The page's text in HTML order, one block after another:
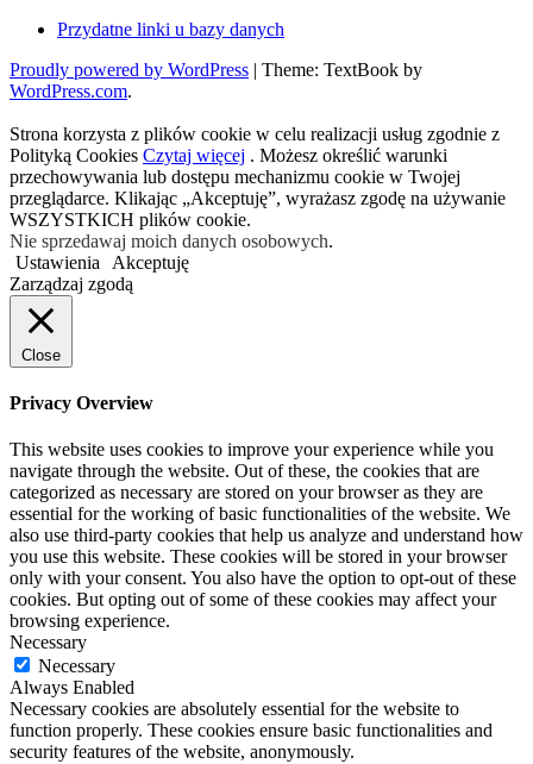
Przydatne linki u bazy danych
Proudly powered by WordPress | Theme: TextBook by
WordPress.com.
Strona korzysta z plików cookie w celu realizacji usług zgodnie z
Polityką Cookies Czytaj więcej . Możesz określić warunki
przechowywania lub dostępu mechanizmu cookie w Twojej
przeglądarce. Klikając „Akceptuję”, wyrażasz zgodę na używanie
WSZYSTKICH plików cookie.
Nie sprzedawaj moich danych osobowych.
Ustawienia
Akceptuję
Zarządzaj zgodą
Close
Privacy Overview
This website uses cookies to improve your experience while you
navigate through the website. Out of these, the cookies that are
categorized as necessary are stored on your browser as they are
essential for the working of basic functionalities of the website. We
also use third-party cookies that help us analyze and understand how
you use this website. These cookies will be stored in your browser
only with your consent. You also have the option to opt-out of these
cookies. But opting out of some of these cookies may affect your
browsing experience.
Necessary
Necessary
Always Enabled
Necessary cookies are absolutely essential for the website to
function properly. These cookies ensure basic functionalities and
security features of the website, anonymously.